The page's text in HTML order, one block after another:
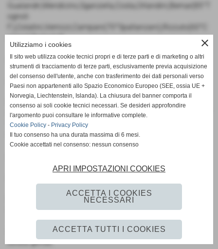
Gualandri,Mendicino,Sganzerla,Costa,Orlandini,Bernar(85°T
ognoli
F.),Colatini,Vernizzi,Campani(70°Spallanzani),Rizzuto(60°C
ampo),Tognoli P.
A disp.:Scalabrini,Rezzouki,Mbaye,Bortesi.
All.La Rosa
Faro coop:
Orsi,Bertusi,Baraldi(73°Lamma),Gaggioli,Corvino,Biffoni(82°
Vitali),Costantini,
Lucchi(25°Venturi L.),Venturi D.,Gabrielli,Lenzi M.,
la partita si è giocata sul sintetico di Villalunga alle ore
18,stante lâ
L´impraticabilità dello stadio di Scandiano.
serata gelida.
close
Utilizziamo i cookies
Il sito web utilizza cookie tecnici propri e di terze parti e di marketing o altri
strumenti di tracciamento di terze parti, esclusivamente previa acquisizione
del consenso dell'utente, anche con trasferimento dei dati personali verso
Paesi non appartenenti allo Spazio Economico Europeo (SEE, ossia UE +
Norvegia, Liechtenstein, Islanda). La chiusura del banner comporta il
consenso ai soli cookie tecnici necessari. Se desideri approfondire
l'argomento puoi consultare le informative complete.
Cookie Policy - Privacy Policy
Il tuo consenso ha una durata massima di 6 mesi.
Cookie accettati nel consenso: nessun consenso
APRI IMPOSTAZIONI COOKIES
ACCETTA I COOKIES
NECESSARI
ACCETTA TUTTI I COOKIES